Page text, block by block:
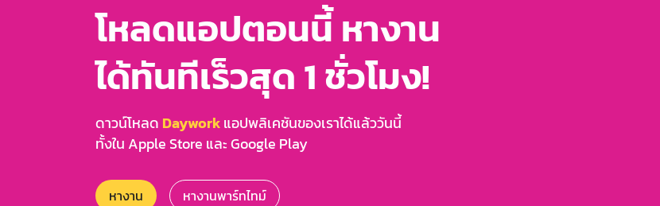
โหลดแอปตอนนี้ หางาน
ได้ทันทีเร็วสุด 1 ชั่วโมง!
ดาวน์โหลด Dayworkแอปพลิเคชันของเราได้แล้ววันนี้
ทั้งใน Apple Store และ Google Play
หางาน หางานพาร์ทไทม์